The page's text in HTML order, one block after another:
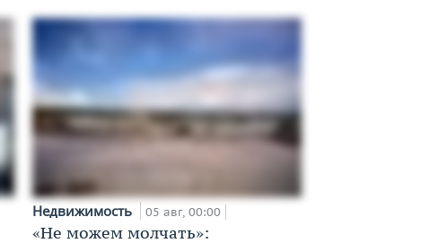
Недвижимость 05 авг, 00:00
«Не можем молчать»: